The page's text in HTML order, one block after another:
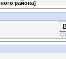
района]